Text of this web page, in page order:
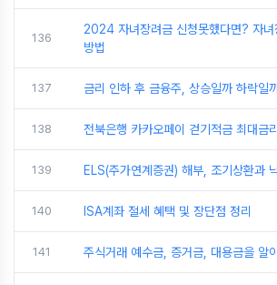
136
2024 자녀장려금 신청못했다면? 자녀
방법
137 금리 인하 후 금융주, 상승일까 하락일
138 전북은행 카카오페이 걷기적금 최대금
139 ELS(주가연계증권) 해부, 조기상환과
140 ISA계좌 절세 혜택 및 장단점 정리
141 주식거래 예수금, 증거금, 대용금을 알